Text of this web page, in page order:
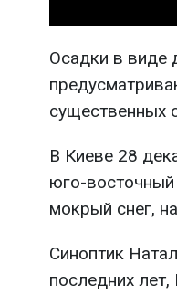
Осадки в виде
существенных
В Киеве 28
юго-восточный
мокрый снег,
Синоптик
последних